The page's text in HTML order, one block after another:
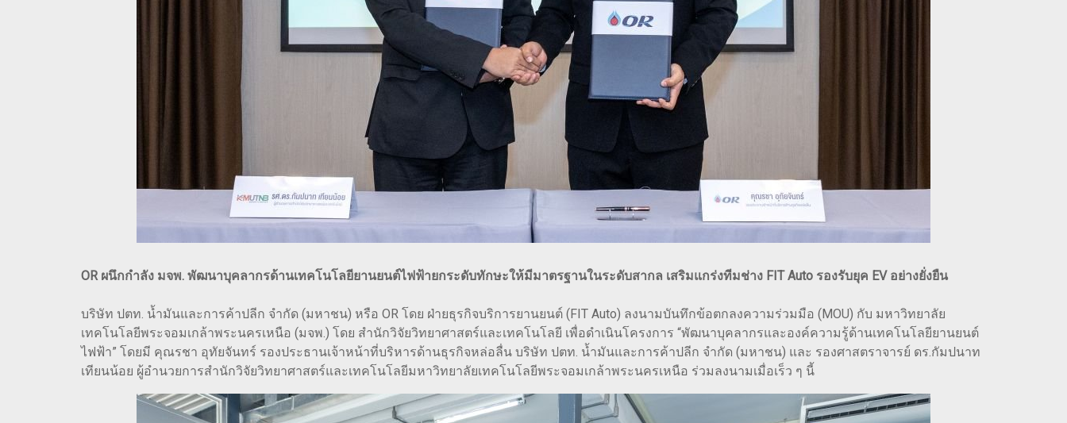
OR ผนึกกำลัง มจพ. พัฒนาบุคลากรด้านเทคโนโลยียานยนต์ไฟฟ้ายกระดับทักษะให้มีมาตรฐานในระดับสากล เสริมแกร่งทีมช่าง FIT Auto รองรับยุค EV อย่างยั่งยืน
บริษัท ปตท. น้ำมันและการค้าปลีก จำกัด (มหาชน) หรือ OR โดย ฝ่ายธุรกิจบริการยานยนต์ (FIT Auto) ลงนามบันทึกข้อตกลงความร่วมมือ (MOU) กับ มหาวิทยาลัย
เทคโนโลยีพระจอมเกล้าพระนครเหนือ (มจพ.) โดย สำนักวิจัยวิทยาศาสตร์และเทคโนโลยี เพื่อดำเนินโครงการ “พัฒนาบุคลากรและองค์ความรู้ด้านเทคโนโลยียานยนต์
ไฟฟ้า” โดยมี คุณรชา อุทัยจันทร์ รองประธานเจ้าหน้าที่บริหารด้านธุรกิจหล่อลื่น บริษัท ปตท. น้ำมันและการค้าปลีก จำกัด (มหาชน) และ รองศาสตราจารย์ ดร.กัมปนาท
เทียนน้อย ผู้อำนวยการสำนักวิจัยวิทยาศาสตร์และเทคโนโลยีมหาวิทยาลัยเทคโนโลยีพระจอมเกล้าพระนครเหนือ ร่วมลงนามเมื่อเร็ว ๆ นี้